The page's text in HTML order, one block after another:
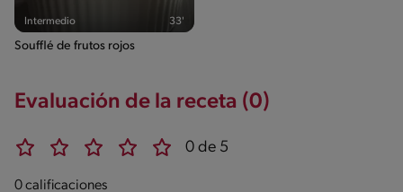
Intermedio 33'
Soufflé de frutos rojos
Evaluación de la receta (0)
0 de 5
0 calificaciones